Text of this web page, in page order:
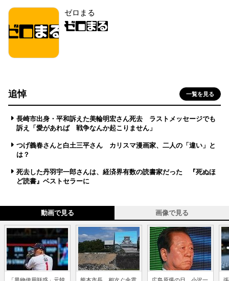
ゼロまる
追悼 一覧を見る
長崎市出身・平和訴えた美輪明宏さん死去 ラストメッセージでも
訴え「愛があれば 戦争なんか起こりません」
つげ義春さんと白土三平さん カリスマ漫画家、二人の「違い」と
は？
死去した丹羽宇一郎さんは、経済界有数の読書家だった 『死ぬほ
ど読書』ベストセラーに
動画で見る 画像で見る